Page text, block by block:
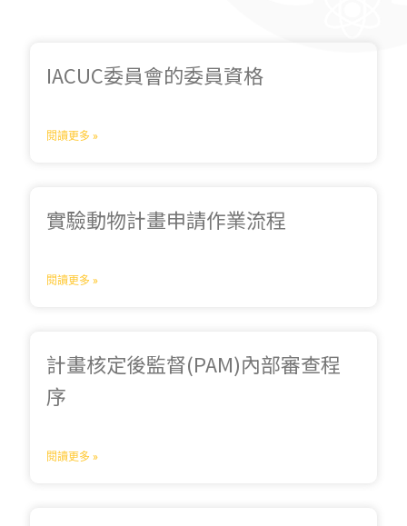
IACUC委員會的委員資格
閱讀更多 »
實驗動物計畫申請作業流程
閱讀更多 »
計畫核定後監督(PAM)內部審查程
序
閱讀更多 »